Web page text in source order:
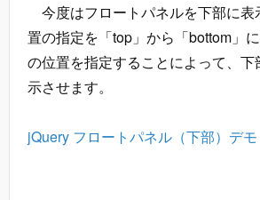
今度はフロートパネルを下部に表
置の指定を「top」から「bottom」
の位置を指定することによって、
示させます。
jQuery フロートパネル（下部）デモ